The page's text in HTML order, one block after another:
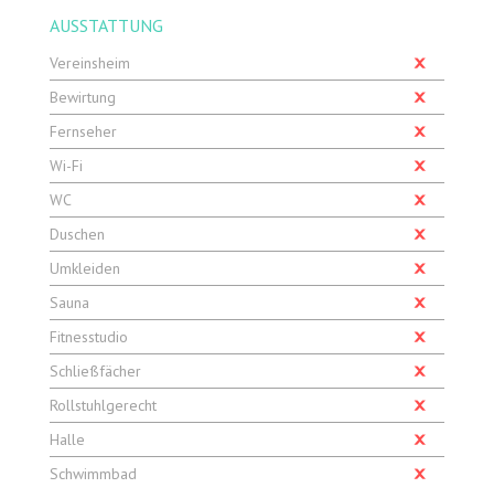
AUSSTATTUNG
Vereinsheim
Bewirtung
Fernseher
Wi-Fi
WC
Duschen
Umkleiden
Sauna
Fitnesstudio
Schließfächer
Rollstuhlgerecht
Halle
Schwimmbad